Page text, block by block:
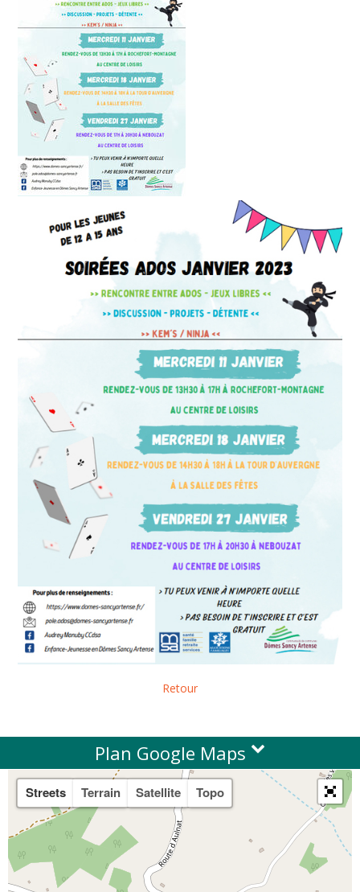
Retour
Plan Google Maps
Streets Terrain Satellite Topo